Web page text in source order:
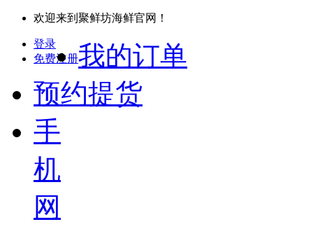
欢迎来到聚鲜坊海鲜官网！
登录
免费注册我的订单
预约提货
手
机
网